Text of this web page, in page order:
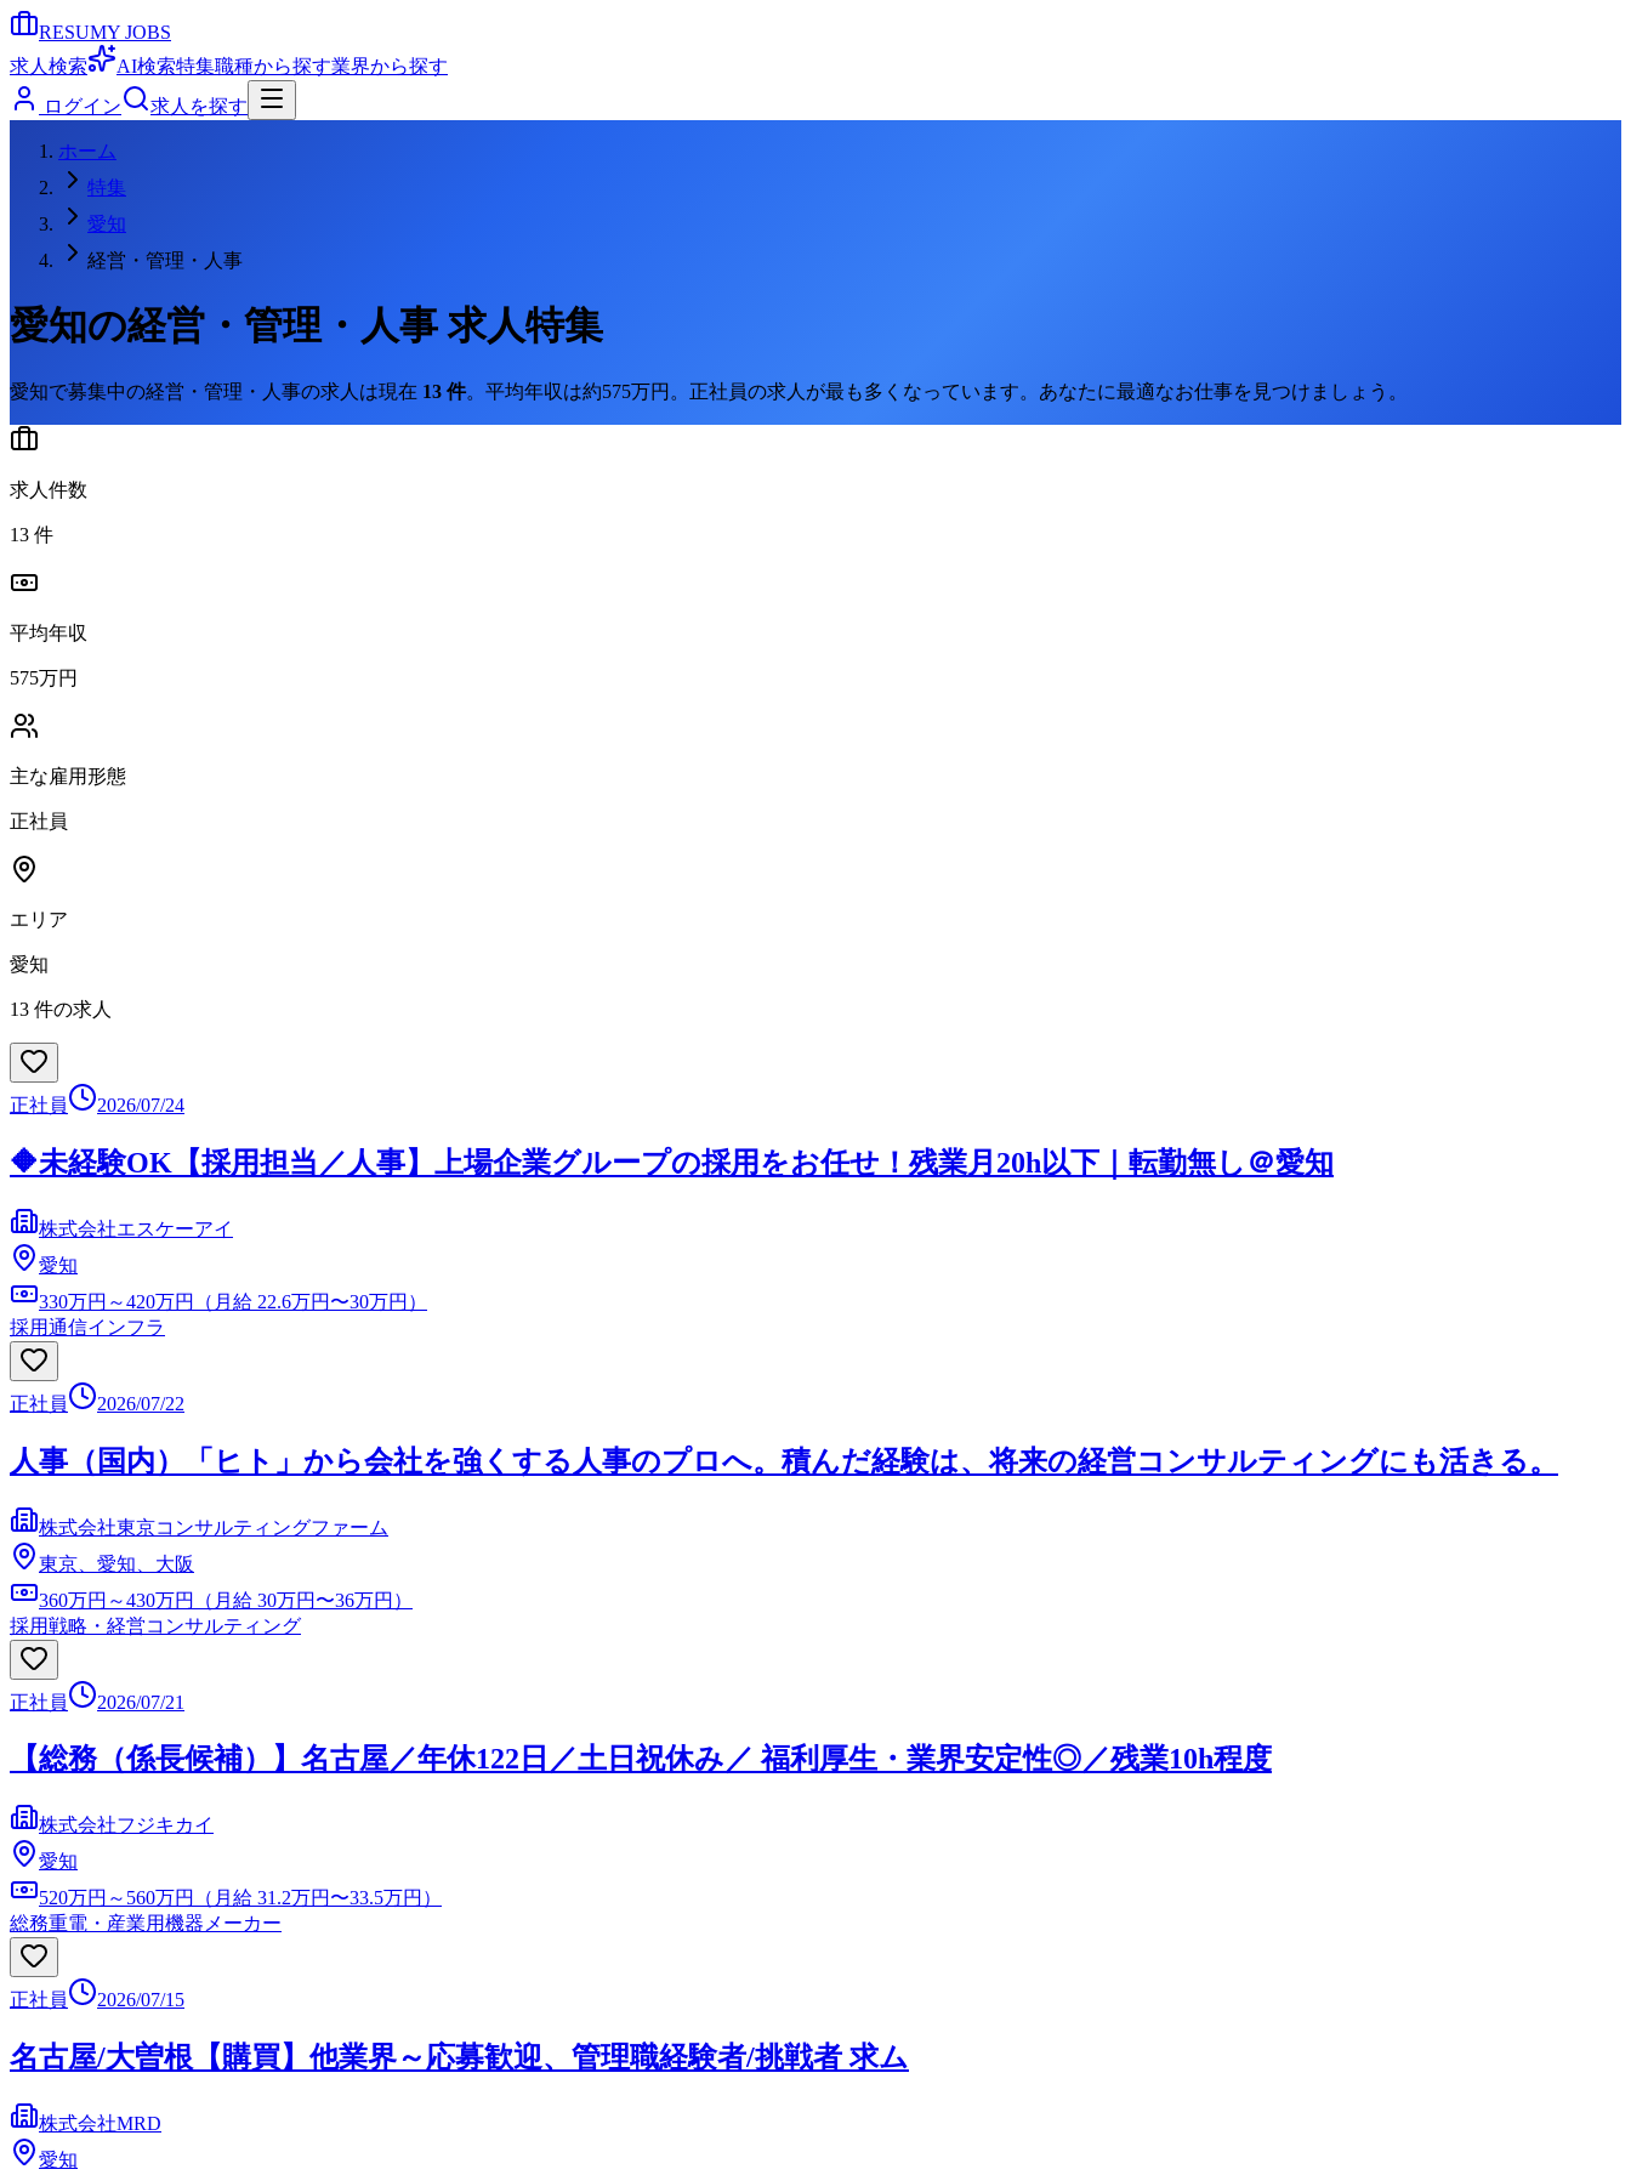
RESUMY JOBS
求人検索
AI検索特集職種から探す業界から探す
ログイン
求人を探す
ホーム
特集
愛知
経営・管理・人事
愛知の経営・管理・人事求人特集
愛知で募集中の経営・管理・人事の求人は現在 13 件。 平均年収は約575万円。 正社員の求人が最も多くなっています。 あなたに最適なお仕事を見つけましょう。
求人件数
13 件
平均年収
575万円
主な雇用形態
正社員
エリア
愛知
13 件の求人
正社員 2026/07/24
🔶未経験OK【採用担当／人事】上場企業グループの採用をお任せ！残業月20h以下｜転勤無し＠愛知
株式会社エスケーアイ
愛知
330万円～420万円（月給 22.6万円〜30万円）
採用通信インフラ
正社員 2026/07/22
人事（国内）「ヒト」から会社を強くする人事のプロへ。積んだ経験は、将来の経営コンサルティングにも活きる。
株式会社東京コンサルティングファーム
東京、愛知、大阪
360万円～430万円（月給 30万円〜36万円）
採用戦略・経営コンサルティング
正社員 2026/07/21
【総務（係長候補）】名古屋／年休122日／土日祝休み／ 福利厚生・業界安定性◎／残業10h程度
株式会社フジキカイ
愛知
520万円～560万円（月給 31.2万円〜33.5万円）
総務重電・産業用機器メーカー
正社員 2026/07/15
名古屋/大曽根【購買】他業界～応募歓迎、管理職経験者/挑戦者 求ム
株式会社MRD
愛知